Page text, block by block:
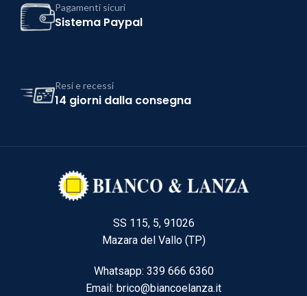
Pagamenti sicuri
Sistema Paypal
Resi e recessi
14 giorni dalla consegna
SS 115, 5, 91026
Mazara del Vallo (TP)
Whatsapp: 339 666 6360
Email: brico@biancoelanza.it